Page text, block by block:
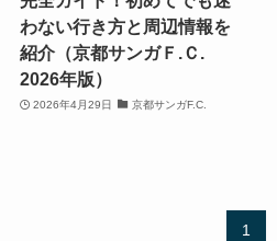
わない行き方と周辺情報を
紹介（京都サンガＦ.Ｃ.
2026年版）
2026年4月29日 京都サンガF.C.
1